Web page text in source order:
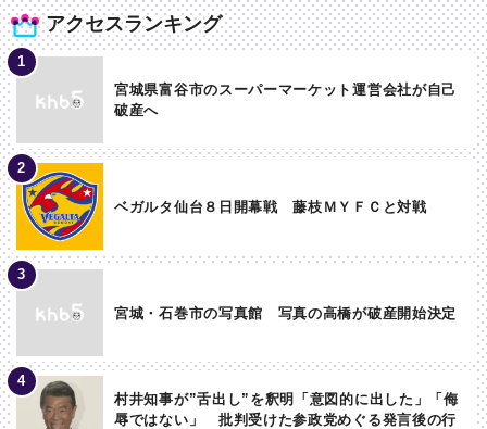
アクセスランキング
宮城県富谷市のスーパーマーケット運営会社が自己
破産へ
ベガルタ仙台８日開幕戦 藤枝ＭＹＦＣと対戦
宮城・石巻市の写真館 写真の高橋が破産開始決定
村井知事が”舌出し”を釈明「意図的に出した」「侮
辱ではない」 批判受けた参政党めぐる発言後の行